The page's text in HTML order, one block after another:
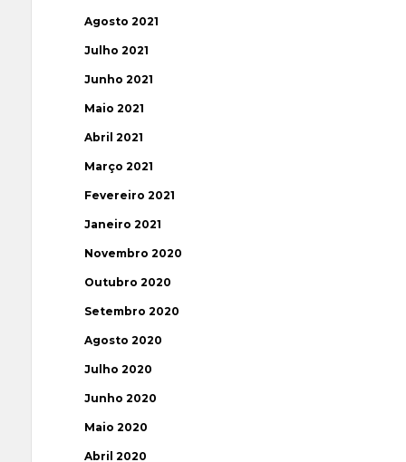
Agosto 2021
Julho 2021
Junho 2021
Maio 2021
Abril 2021
Março 2021
Fevereiro 2021
Janeiro 2021
Novembro 2020
Outubro 2020
Setembro 2020
Agosto 2020
Julho 2020
Junho 2020
Maio 2020
Abril 2020